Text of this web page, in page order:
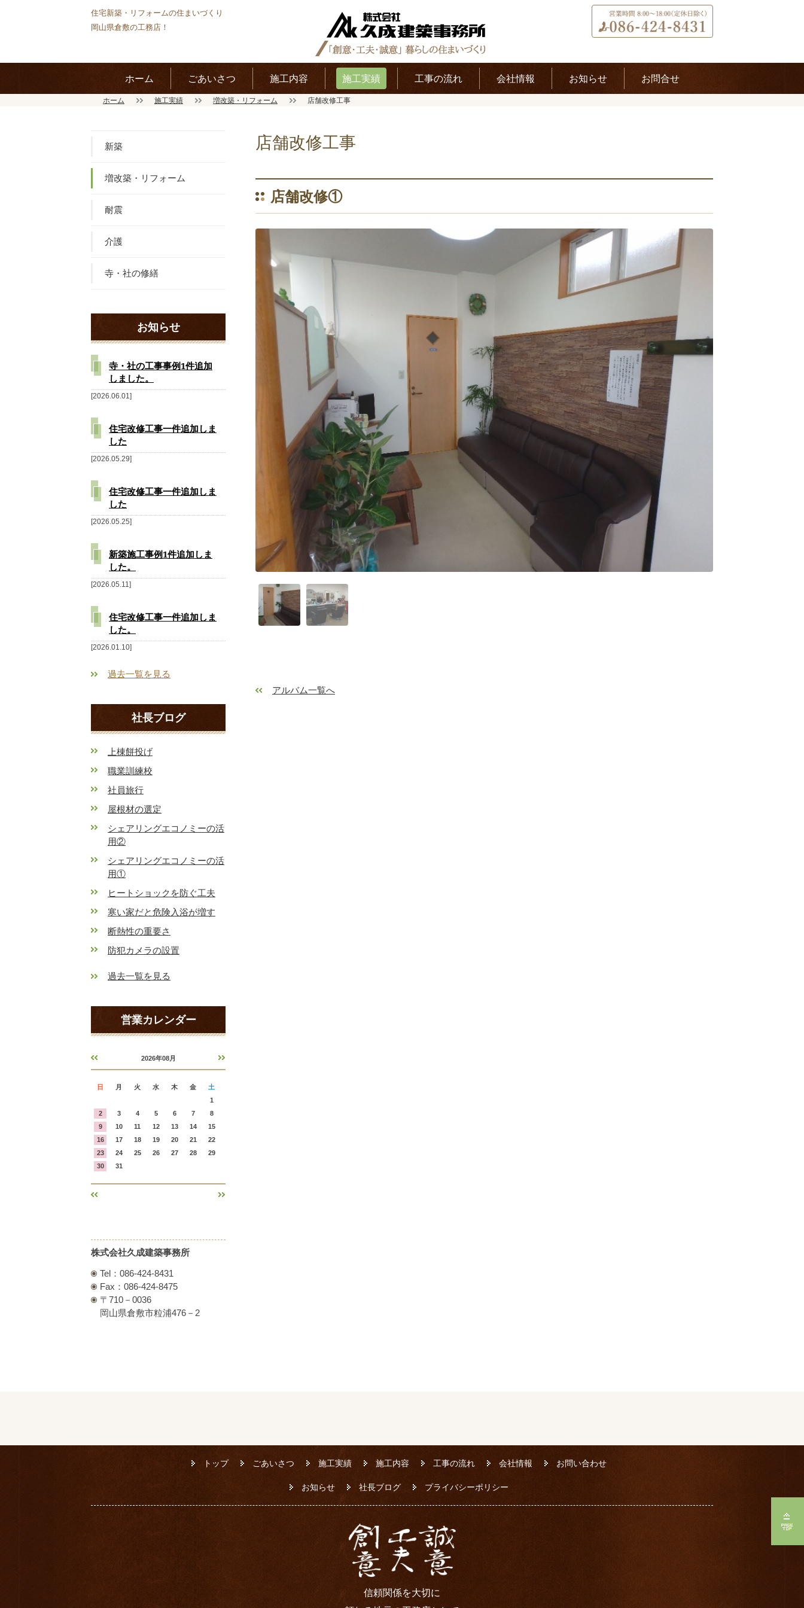
住宅新築・リフォームの住まいづくり
岡山県倉敷の工務店！
ホーム ごあいさつ 施工内容 施工実績 工事の流れ 会社情報 お知らせ お問合せ
ホーム 施工実績 増改築・リフォーム 店舗改修工事
店舗改修工事
店舗改修①
アルバム一覧へ
新築
増改築・リフォーム
耐震
介護
寺・社の修繕
お知らせ
2026.06.01
寺・社の工事事例1件追加
しました。
2026.05.29
住宅改修工事一件追加しま
した
2026.05.25
住宅改修工事一件追加しま
した
2026.05.11
新築施工事例1件追加しま
した。
2026.01.10
住宅改修工事一件追加しま
した。
過去一覧を見る
社長ブログ
上棟餅投げ
職業訓練校
社員旅行
屋根材の選定
シェアリングエコノミーの活
用②
シェアリングエコノミーの活
用①
ヒートショックを防ぐ工夫
寒い家だと危険入浴が増す
断熱性の重要さ
防犯カメラの設置
過去一覧を見る
営業カレンダー
« »
2026年08月
日 月 火 水 木 金
土
1
2
3 4 5 6 7
8
9
10 11 12 13 14
15
16
17 18 19 20 21
22
23
24 25 26 27 28
29
30
31
株式会社久成建築事務所
Tel：086-424-8431
Fax：086-424-8475
〒710－0036
岡山県倉敷市粒浦476－2
トップ ごあいさつ 施工実績 施工内容 工事の流れ 会社情報 お問い合わせ
お知らせ 社長ブログ プライバシーポリシー
信頼関係を大切に